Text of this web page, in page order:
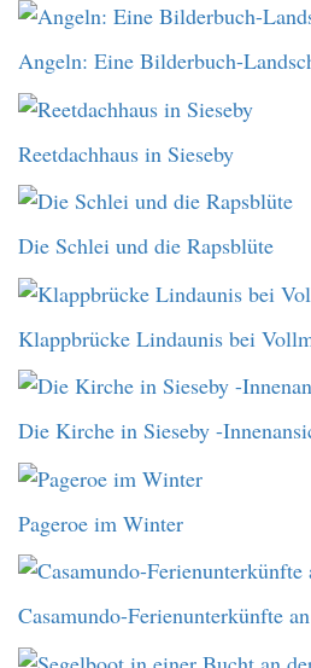
Angeln: Eine Bilderbuch-
Reetdachhaus in Sieseby
Die Schlei und die Rapsblüte
Klappbrücke Lindaunis bei
Die Kirche in Sieseby -
Pageroe im Winter
Casamundo-Ferienunterkünfte